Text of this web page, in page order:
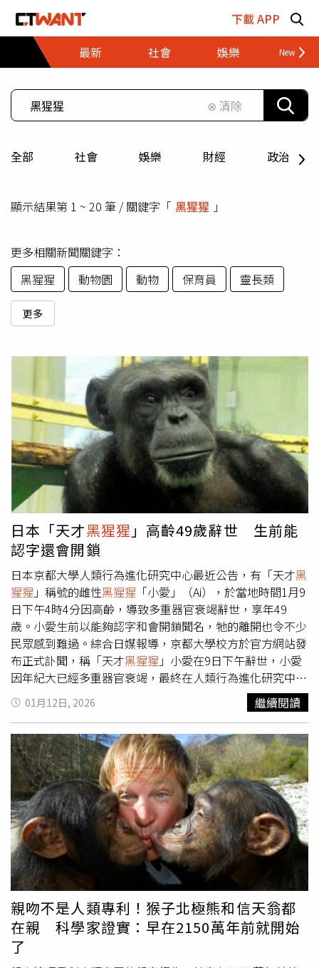
下載 APP
最新
社會 娛樂 財經
⊗ 清除
全部 社會 娛樂 財經 政治
顯示結果第 1 ~ 20 筆 / 關鍵字「 黑猩猩 」
更多相關新聞關鍵字：
黑猩猩
動物園 動物 保育員 靈長類
更多
日本「天才黑猩猩 」高齡49歲辭世 生前能
認字還會開鎖
日本京都大學人類行為進化研究中心最近公告，有「天才黑
猩猩 」稱號的雌性黑猩猩 「小愛」（Ai），於當地時間1月9
日下午4時4分因高齡，導致多重器官衰竭辭世，享年49
歲。小愛生前以能夠認字和會開鎖聞名，牠的離開也令不少
民眾感到難過。綜合日媒報導，京都大學校方於官方網站發
布正式訃聞，稱「天才黑猩猩 」小愛在9日下午辭世，小愛
因年紀大已經多重器官衰竭，最終在人類行為進化研究中心
工作人員陪伴下安詳離開。據悉，小愛在1976年出生於西
非，隔年就被帶到中心進行研究，牠更成為研究語言進化、
知覺及記憶等領域的關鍵角色。小愛天生有強烈好奇心，總
是積極主動配合各項實驗，研究團隊在1978年起將該研究
計畫命名「小愛計畫」；而長年累積的研究成果，成功建立
實驗性理解「黑猩猩心智」架構，更為人類探索心智進化起
源奠定重要基石。其中一個研究結果顯示，小愛展現極高認
字與認知能力，像是牠能根據一張綠色圖片，從多個漢字中
指認「綠」這個字。另外，小愛曾與另一隻黑猩猩逃出籠
舍，研究團隊事後發現，小愛疑似用擺在籠舍附近的鑰匙，
自行打開籠舍掛鎖，嚇壞眾人。小愛的學術貢獻不僅止於個
人表現，牠在2000年產下兒子「步夢」（Ayumu）成為母
親後，更協助研究人員展開關於親代間知識傳遞的研究，對
靈長類社會學習的理解有著深遠影響。研究中心感念表示，
小愛是主要的研究夥伴，她向人類展示了黑猩猩心智的多元
側面，讓科學界對生命進化有了全新的思考。不只小愛的辭
01月12日, 2026 繼續閱讀
親吻不是人類專利！猴子北極熊和信天翁都
在親 科學家證實：早在2150萬年前就開始
了